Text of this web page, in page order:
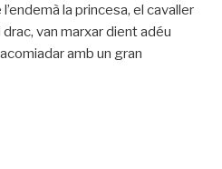
la princesa, el cavaller
van marxar dient adéu
amb un gran